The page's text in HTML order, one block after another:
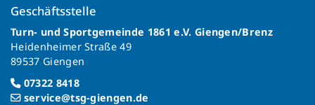
Geschäftsstelle
Turn- und Sportgemeinde 1861 e.V. Giengen/Brenz
Heidenheimer Straße 49
89537 Giengen
07322 8418
service@tsg-giengen.de